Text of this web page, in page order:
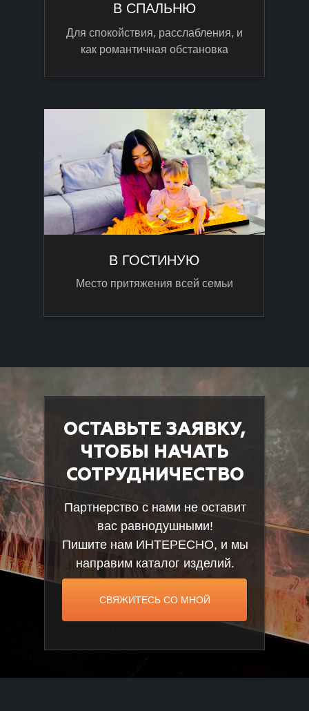
В ГОСТИНУЮ
Место притяжения всей семьи
В СПАЛЬНЮ
Для спокойствия, расслабления, и
как романтичная обстановка
Партнерство с нами не оставит
вас равнодушными!
Пишите нам ИНТЕРЕСНО, и мы
направим каталог изделий.
ОСТАВЬТЕ ЗАЯВКУ,
ЧТОБЫ НАЧАТЬ
СОТРУДНИЧЕСТВО
СВЯЖИТЕСЬ СО МНОЙ